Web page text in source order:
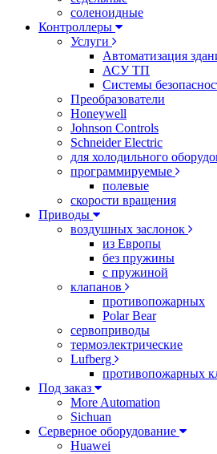
соленоидные
Контроллеры
Услуги
Автоматизация
АСУ ТП
Системы
Преобразователи
Honeywell
Johnson Controls
Schneider Electric
для холодильного
программируемые
полевые
скорости вращения
Приводы
воздушных заслонок
из Европы
без пружины
с пружиной
клапанов
противопожарных
Polar Bear
сервоприводы
термоэлектрические
Lufberg
противопожарных
Под заказ
More Automation
Sichuan
Серверное оборудование
Huawei